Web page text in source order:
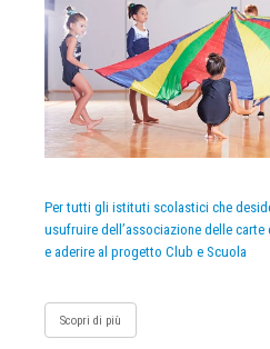
Per tutti gli istituti scolastici che
usufruire dell’associazione delle carte
e aderire al progetto Club e Scuola
Scopri di più